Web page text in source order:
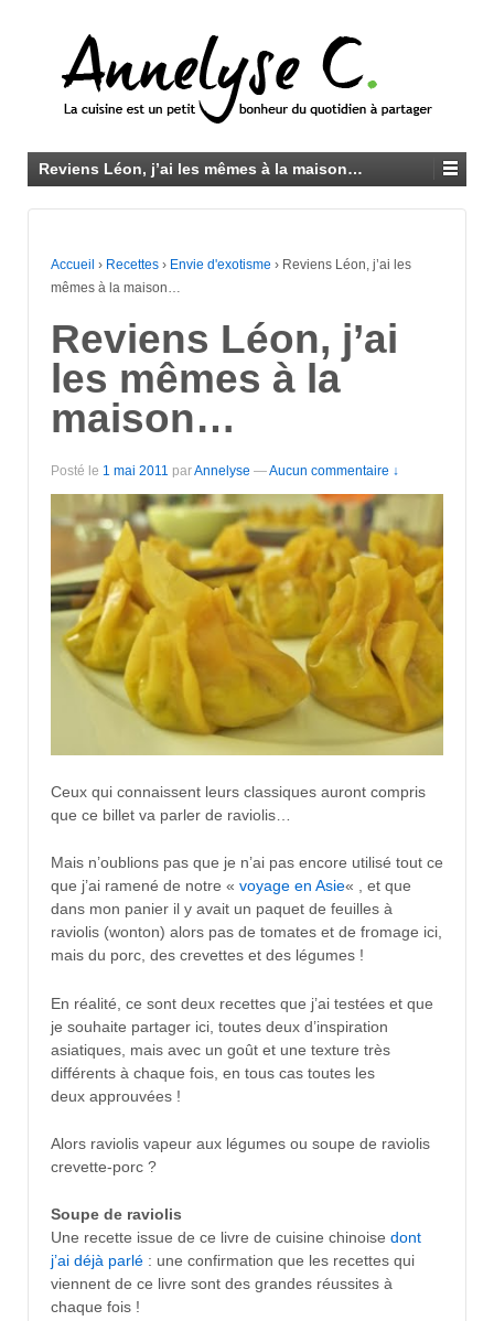
Reviens Léon, j’ai les mêmes à la maison…
Accueil › Recettes › Envie d'exotisme › Reviens Léon, j’ai les
mêmes à la maison…
Reviens Léon, j’ai
les mêmes à la
maison…
Posté le 1 mai 2011 parAnnelyse —Aucun commentaire ↓
Ceux qui connaissent leurs classiques auront compris
que ce billet va parler de raviolis…
Mais n’oublions pas que je n’ai pas encore utilisé tout ce
que j’ai ramené de notre « voyage en Asie« , et que
dans mon panier il y avait un paquet de feuilles à
raviolis (wonton) alors pas de tomates et de fromage ici,
mais du porc, des crevettes et des légumes !
En réalité, ce sont deux recettes que j’ai testées et que
je souhaite partager ici, toutes deux d’inspiration
asiatiques, mais avec un goût et une texture très
différents à chaque fois, en tous cas toutes les
deux approuvées !
Alors raviolis vapeur aux légumes ou soupe de raviolis
crevette-porc ?
Soupe de raviolis
Une recette issue de ce livre de cuisine chinoise dont
j’ai déjà parlé : une confirmation que les recettes qui
viennent de ce livre sont des grandes réussites à
chaque fois !